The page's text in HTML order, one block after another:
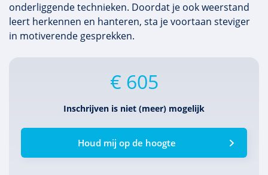
onderliggende technieken. Doordat je ook weerstand
leert herkennen en hanteren, sta je voortaan steviger
in motiverende gesprekken.
€ 605
Inschrijven is niet (meer) mogelijk
Houd mij op de hoogte